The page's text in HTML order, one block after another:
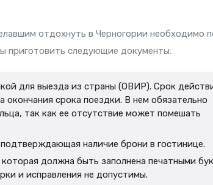
отдохнуть в Черногории необходимо
приготовить следующие документы:
для выезда из страны (ОВИР). Срок
окончания срока поездки. В нем обязательно
так как ее отсутствие может помешать
наличие брони в гостинице.
которая должна быть заполнена печатными
и исправления не допустимы.